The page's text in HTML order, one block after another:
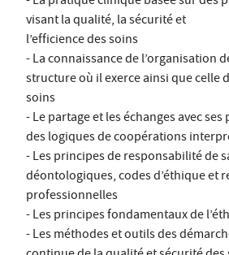
visant la qualité, la sécurité et
l’efficience des soins
- La connaissance de l’organisation
structure où il exerce ainsi que celle
soins
- Le partage et les échanges avec
des logiques de coopérations
- Les principes de responsabilité de
déontologiques, codes d’éthique et
professionnelles
- Les principes fondamentaux de
- Les méthodes et outils des